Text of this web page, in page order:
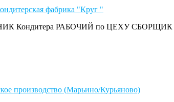
фабрика "Круг "
РАБОЧИЙ по ЦЕХУ СБОРЩИК
производство (Марьино/Курьяново)